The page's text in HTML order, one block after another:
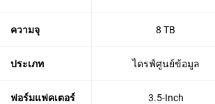
ความจุ 8 TB
ประเภท ไดรฟ์ศูนย์ข้อมูล
ฟอร์มแฟคเตอร์ 3.5-Inch